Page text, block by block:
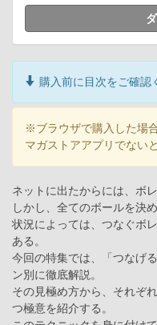
購入前に目次をご確認
※ブラウザで購入した場
マガストアアプリでない
ネットに出たからには、ボ
しかし、全てのボールを決
状況によっては、つなぐボ
ある。
今回の特集では、「つなげ
ン別に徹底解説。
その見極め方から、それぞ
つ極意を紹介する。